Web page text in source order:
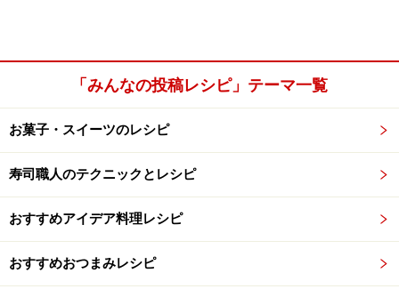
「みんなの投稿レシピ」テーマ一覧
お菓子・スイーツのレシピ
寿司職人のテクニックとレシピ
おすすめアイデア料理レシピ
おすすめおつまみレシピ